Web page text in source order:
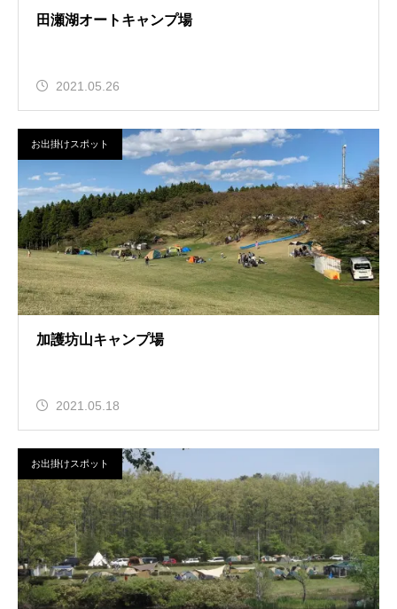
田瀬湖オートキャンプ場
2021.05.26
お出掛けスポット
加護坊山キャンプ場
2021.05.18
お出掛けスポット